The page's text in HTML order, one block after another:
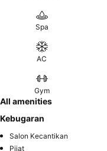
Spa
AC
Gym
All amenities
Kebugaran
Salon Kecantikan
Pijat